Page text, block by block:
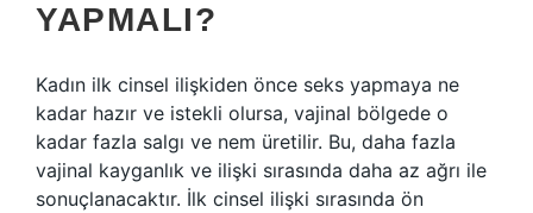
YAPMALI?
Kadın ilk cinsel ilişkiden önce seks yapmaya ne
kadar hazır ve istekli olursa, vajinal bölgede o
kadar fazla salgı ve nem üretilir. Bu, daha fazla
vajinal kayganlık ve ilişki sırasında daha az ağrı ile
sonuçlanacaktır. İlk cinsel ilişki sırasında ön